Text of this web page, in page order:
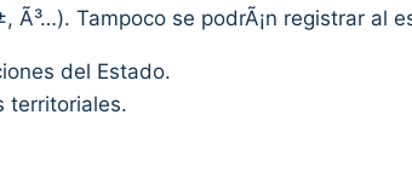
Tampoco se podrÃ¡n registrar al
del Estado.
territoriales.